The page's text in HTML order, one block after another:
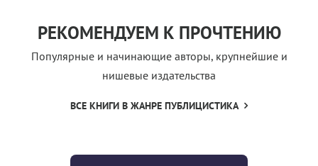
РЕКОМЕНДУЕМ К ПРОЧТЕНИЮ
Популярные и начинающие авторы, крупнейшие и
нишевые издательства
ВСЕ КНИГИ В ЖАНРЕ ПУБЛИЦИСТИКА